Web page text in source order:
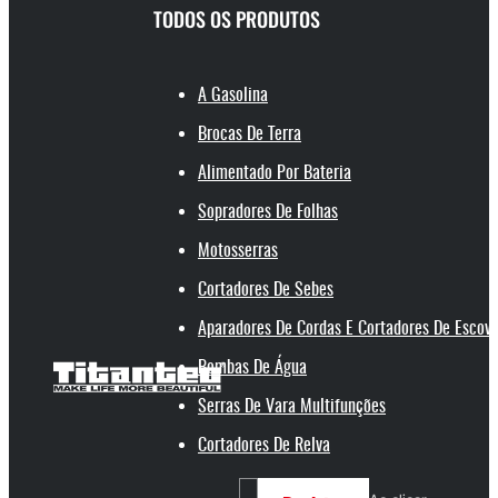
TODOS OS PRODUTOS
A Gasolina
Brocas De Terra
Alimentado Por Bateria
Sopradores De Folhas
Motosserras
Cortadores De Sebes
Aparadores De Cordas E Cortadores De
Bombas De Água
Serras De Vara Multifunções
Cortadores De Relva